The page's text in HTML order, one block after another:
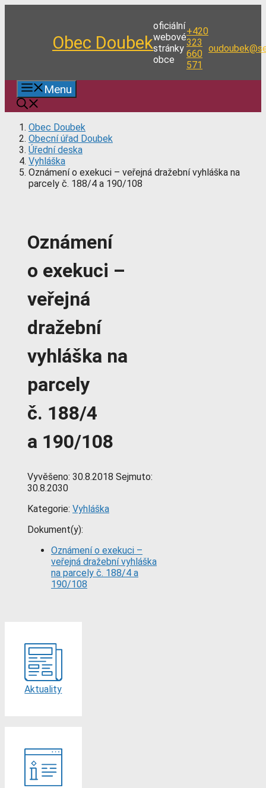
Obec Doubek
oficiální
webové
stránky
obce
+420
323
660
571
Menu
Obec Doubek
Obecní úřad Doubek
Úřední deska
Vyhláška
Oznámení o exekuci – veřejná dražební vyhláška na
parcely č. 188/4 a 190/108
Oznámení
o exekuci –
veřejná
dražební
vyhláška na
parcely
č. 188/4
a 190/108
Vyvěšeno: 30.8.2018 Sejmuto:
30.8.2030
Kategorie: Vyhláška
Dokument(y):
Oznámení o exekuci –
veřejná dražební vyhláška
na parcely č. 188/4 a
190/108
Aktuality